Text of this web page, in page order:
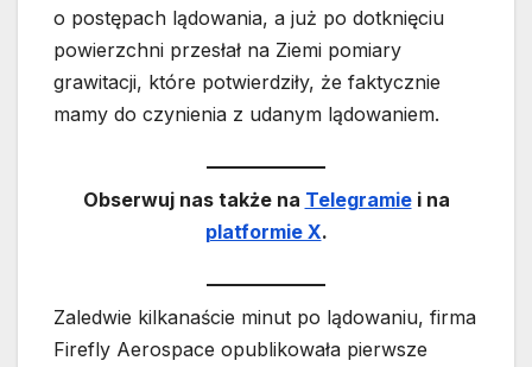
o postępach lądowania, a już po dotknięciu
powierzchni przesłał na Ziemi pomiary
grawitacji, które potwierdziły, że faktycznie
mamy do czynienia z udanym lądowaniem.
Obserwuj nas także na Telegramiei na
platformie X.
Zaledwie kilkanaście minut po lądowaniu, firma
Firefly Aerospace opublikowała pierwsze